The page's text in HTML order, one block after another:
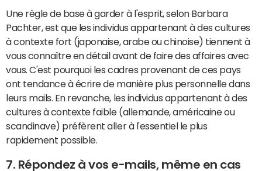
Une règle de base à garder à l'esprit, selon Barbara
Pachter, est que les individus appartenant à des cultures
à contexte fort (japonaise, arabe ou chinoise) tiennent à
vous connaître en détail avant de faire des affaires avec
vous. C'est pourquoi les cadres provenant de ces pays
ont tendance à écrire de manière plus personnelle dans
leurs mails. En revanche, les individus appartenant à des
cultures à contexte faible (allemande, américaine ou
scandinave) préfèrent aller à l'essentiel le plus
rapidement possible.
7. Répondez à vos e-mails, même en cas